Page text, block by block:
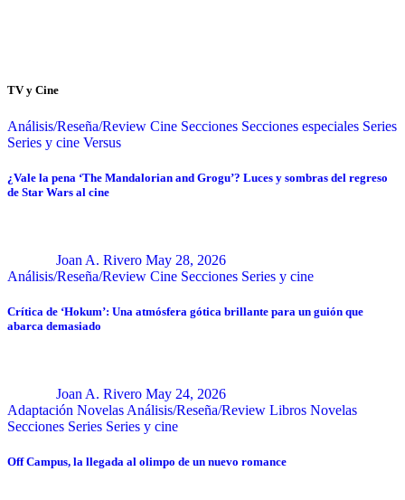
TV y Cine
Análisis/Reseña/Review Cine Secciones Secciones especiales Series
Series y cine Versus
¿Vale la pena ‘The Mandalorian and Grogu’? Luces y sombras del regreso
de Star Wars al cine
Joan A. Rivero May 28, 2026
Análisis/Reseña/Review Cine Secciones Series y cine
Crítica de ‘Hokum’: Una atmósfera gótica brillante para un guión que
abarca demasiado
Joan A. Rivero May 24, 2026
Adaptación Novelas Análisis/Reseña/Review Libros Novelas
Secciones Series Series y cine
Off Campus, la llegada al olimpo de un nuevo romance